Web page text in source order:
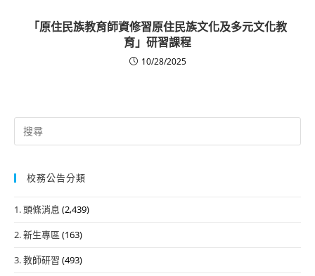
「原住民族教育師資修習原住民族文化及多元文化教
育」研習課程
10/28/2025
Search
for:
校務公告分類
1. 頭條消息 (2,439)
2. 新生專區 (163)
3. 教師研習 (493)